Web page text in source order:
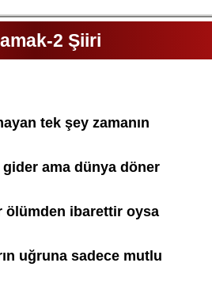
2 Şiiri
tek şey zamanın
ama dünya döner
ölümden ibarettir oysa
uğruna sadece mutlu